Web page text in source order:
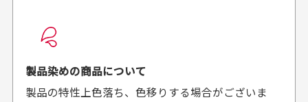
良かった！
がとうございます。丁寧
に梱包されていて、商品
来ました。またお願いし
お届け希望日時をご指定頂けます。
ご注文時にご指定下さい。
製品染めの商品について
製品の特性上色落ち、色移りする場合がございま